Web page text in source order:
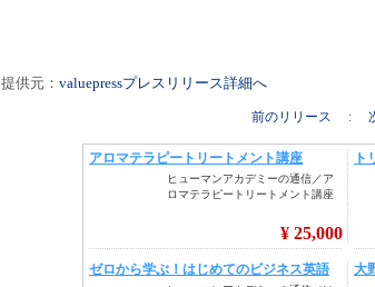
提供元： valuepressプレスリリース詳細へ
前のリリース :